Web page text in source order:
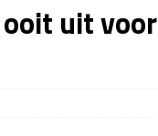
uit voor